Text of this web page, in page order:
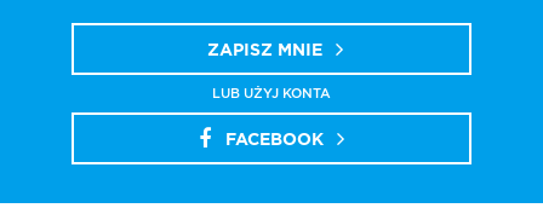
ZAPISZ MNIE
LUB UŻYJ KONTA
FACEBOOK